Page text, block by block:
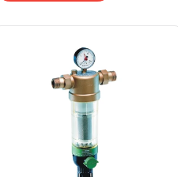
MIN. DRIFTTRYK.............: 1,5 bar
MONTERING...................: Horisontalt
AKTUATOR......................: Tilbehør
Version med filterhus af messing
info@automatikcentret.dk